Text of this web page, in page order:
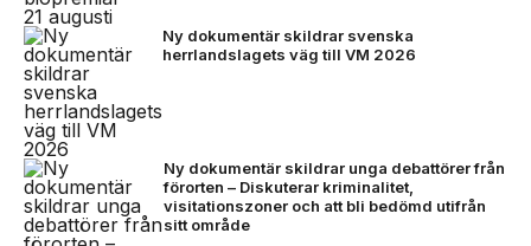
Ny dokumentär skildrar svenska
herrlandslagets väg till VM 2026
Ny dokumentär skildrar unga debattörer från
förorten – Diskuterar kriminalitet,
visitationszoner och att bli bedömd utifrån
sitt område